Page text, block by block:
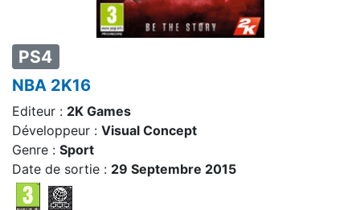
PS4
NBA 2K16
Editeur : 2K Games
Développeur : Visual Concept
Genre : Sport
Date de sortie : 29 Septembre 2015